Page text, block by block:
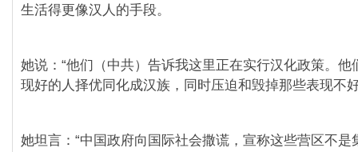
生活得更像汉人的手段。
她说：“他们（中共）告诉我这里正在实行汉化政策。他
现好的人择优同化成汉族，同时压迫和毁掉那些表现不
她坦言：“中国政府向国际社会撒谎，宣称这些营区不是